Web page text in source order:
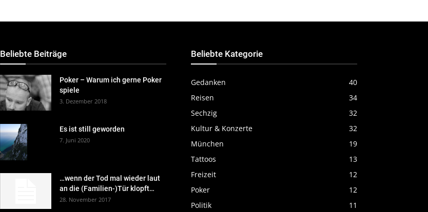
Beliebte Beiträge
Poker – Warum ich gerne Poker
spiele
3. Dezember 2018
Es ist still geworden
7. Juni 2020
…wenn der Tod mal wieder laut
an die (Familien-)Tür klopft…
28. November 2017
Beliebte Kategorie
Gedanken
40
Reisen
34
Sechzig
32
Kultur & Konzerte
32
München
19
Tattoos
13
Freizeit
12
Poker
12
Politik
11